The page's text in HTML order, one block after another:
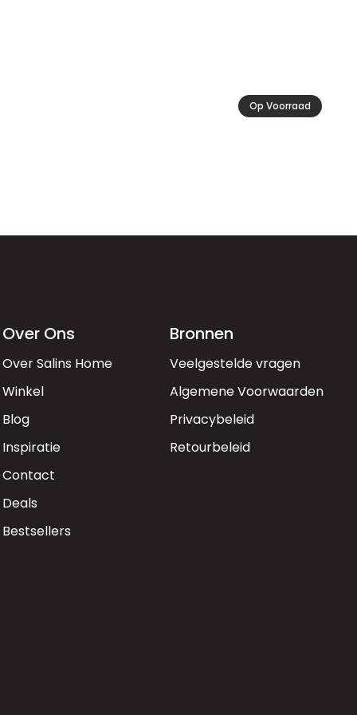
Op Voorraad
Over Ons
Over Salins Home
Winkel
Blog
Inspiratie
Contact
Deals
Bestsellers
Bronnen
Veelgestelde vragen
Algemene Voorwaarden
Privacybeleid
Retourbeleid